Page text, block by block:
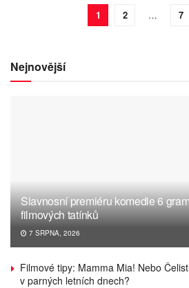
1 2 … 7
Nejnovější
Slavnosní premiéru komedie 6
filmových tatínků
7 SRPNA, 2026
Filmové tipy: Mamma Mia! Nebo
v parných letních dnech?